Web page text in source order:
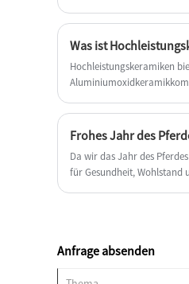
dominiert , Texas
International.
Was ist
Hochleistungskeramiken
Frohes Jahr des
Da wir das Jahr des
für Gesundheit,
Anfrage absenden